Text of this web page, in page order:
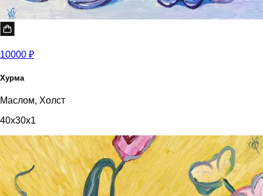
10000 ₽
Хурма
Маслом, Холст
40x30x1